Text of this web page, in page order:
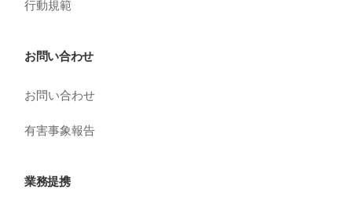
行動規範
お問い合わせ
お問い合わせ
有害事象報告
業務提携